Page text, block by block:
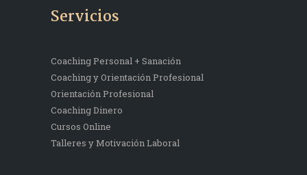
Servicios
Coaching Personal + Sanación
Coaching y Orientación Profesional
Orientación Profesional
Coaching Dinero
Cursos Online
Talleres y Motivación Laboral